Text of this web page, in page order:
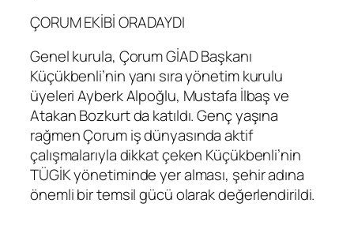
ÇORUM EKİBİ ORADAYDI
Genel kurula, Çorum GİAD Başkanı
Küçükbenli’nin yanı sıra yönetim kurulu
üyeleri Ayberk Alpoğlu, Mustafa İlbaş ve
Atakan Bozkurt da katıldı. Genç yaşına
rağmen Çorum iş dünyasında aktif
çalışmalarıyla dikkat çeken Küçükbenli’nin
TÜGİK yönetiminde yer alması, şehir adına
önemli bir temsil gücü olarak değerlendirildi.